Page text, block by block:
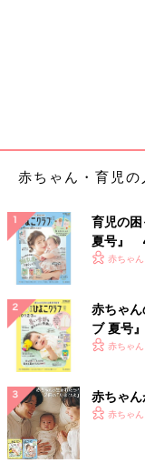
赤ちゃん・育児
育児の
夏号』
いっぱ
赤ちゃ
赤ちゃ
ブ 夏号
く！ お
赤ちゃ
赤ちゃん
赤ちゃ